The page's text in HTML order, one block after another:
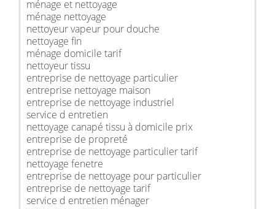
ménage et nettoyage
ménage nettoyage
nettoyeur vapeur pour douche
nettoyage fin
ménage domicile tarif
nettoyeur tissu
entreprise de nettoyage particulier
entreprise nettoyage maison
entreprise de nettoyage industriel
service d entretien
nettoyage canapé tissu à domicile prix
entreprise de propreté
entreprise de nettoyage particulier tarif
nettoyage fenetre
entreprise de nettoyage pour particulier
entreprise de nettoyage tarif
service d entretien ménager